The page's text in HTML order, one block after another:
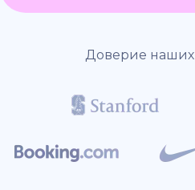
Доверие наших